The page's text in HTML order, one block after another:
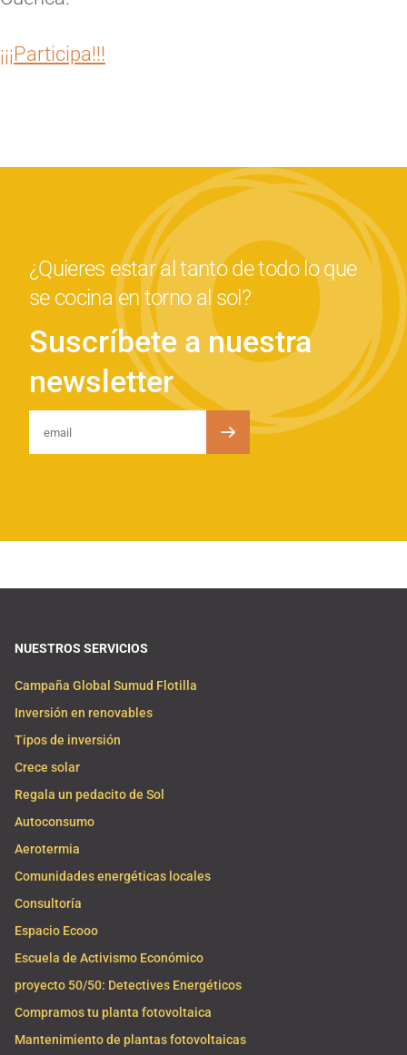
¡¡¡Participa!!!
¿Quieres estar al tanto de todo lo que
se cocina en torno al sol?
Suscríbete a nuestra
newsletter
NUESTROS SERVICIOS
Campaña Global Sumud Flotilla
Inversión en renovables
Tipos de inversión
Crece solar
Regala un pedacito de Sol
Autoconsumo
Aerotermia
Comunidades energéticas locales
Consultoría
Espacio Ecooo
Escuela de Activismo Económico
proyecto 50/50: Detectives Energéticos
Compramos tu planta fotovoltaica
Mantenimiento de plantas fotovoltaicas